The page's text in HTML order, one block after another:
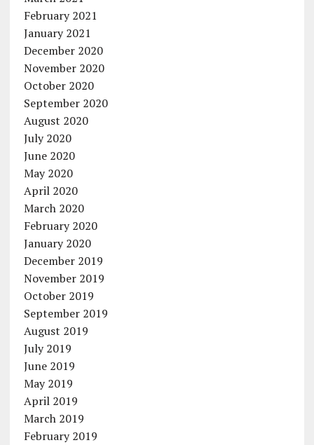
February 2021
January 2021
December 2020
November 2020
October 2020
September 2020
August 2020
July 2020
June 2020
May 2020
April 2020
March 2020
February 2020
January 2020
December 2019
November 2019
October 2019
September 2019
August 2019
July 2019
June 2019
May 2019
April 2019
March 2019
February 2019